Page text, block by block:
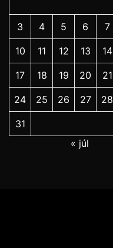
3 4 5 6 7
10 11 12 13 14
17 18 19 20 21
24 25 26 27 28
31
« júl